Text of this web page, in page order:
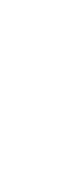
17 juillet au 9